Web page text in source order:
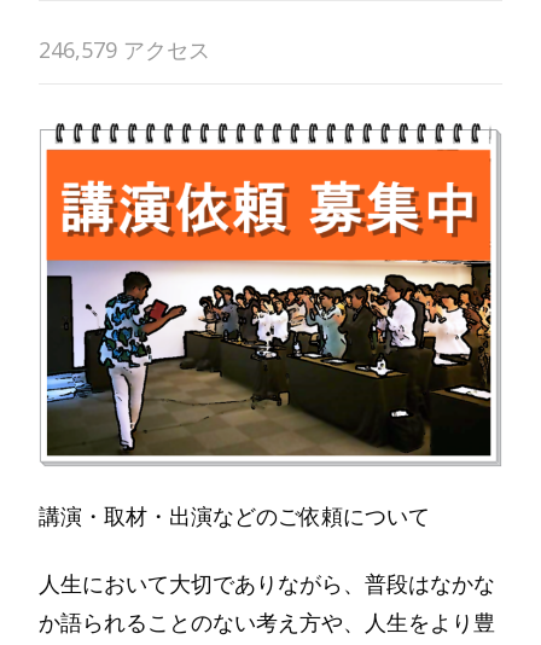
246,579 アクセス
講演・取材・出演などのご依頼について
人生において大切でありながら、普段はなかな
か語られることのない考え方や、人生をより豊